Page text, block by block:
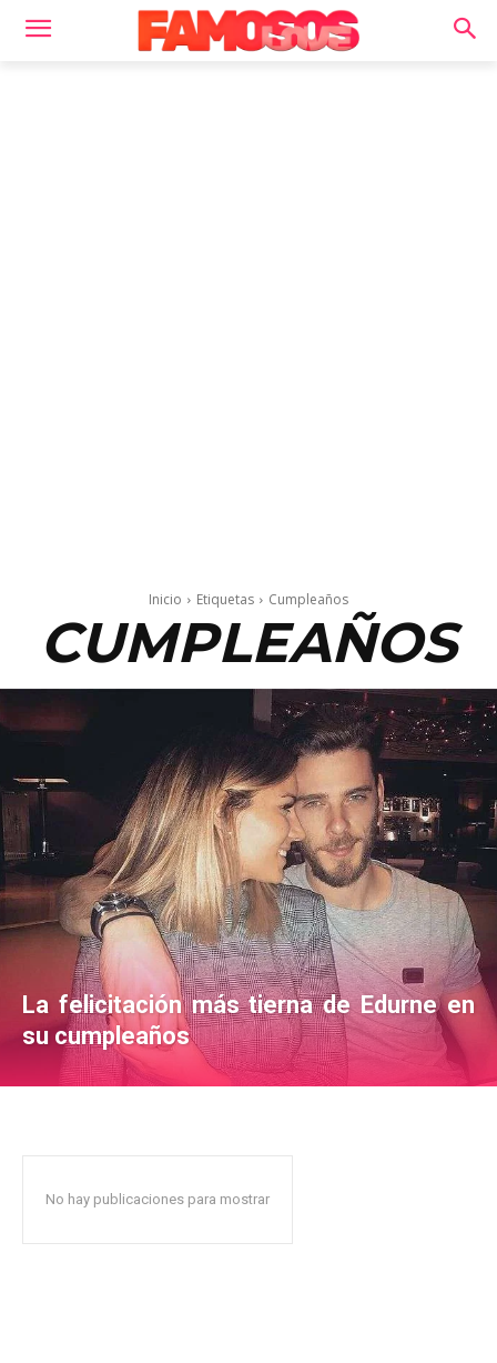
Inicio Etiquetas Cumpleaños
CUMPLEAÑOS
La felicitación más tierna de Edurne en
su cumpleaños
No hay publicaciones para mostrar